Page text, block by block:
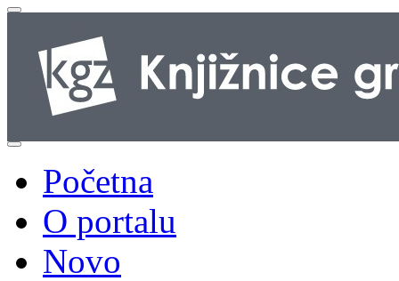
Početna
O portalu
Novo